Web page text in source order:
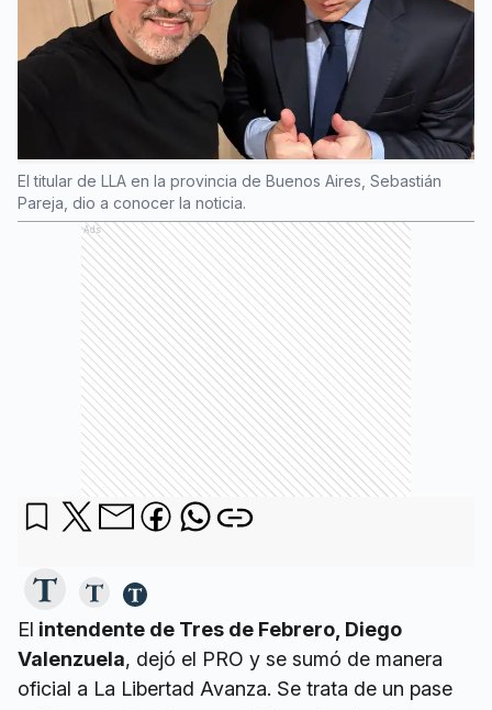
El titular de LLA en la provincia de Buenos Aires, Sebastián
Pareja, dio a conocer la noticia.
Ads
El intendente de Tres de Febrero, Diego
Valenzuela, dejó el PRO y se sumó de manera
oficial a La Libertad Avanza. Se trata de un pase